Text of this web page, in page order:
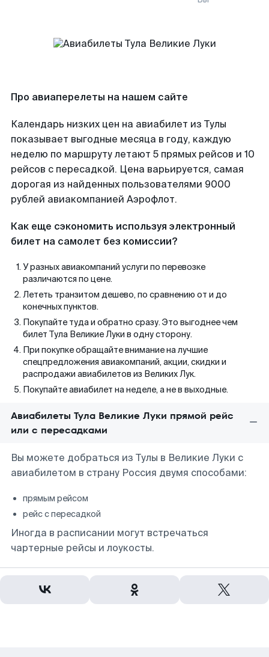
Про авиаперелеты на нашем сайте
Календарь низких цен на авиабилет из Тулы
показывает выгодные месяца в году, каждую
неделю по маршруту летают 5 прямых рейсов и 10
рейсов с пересадкой. Цена варьируется, самая
дорогая из найденных пользователями 9000
рублей авиакомпанией Аэрофлот.
Как еще сэкономить используя электронный
билет на самолет без комиссии?
У разных авиакомпаний услуги по перевозке
различаются по цене.
Лететь транзитом дешево, по сравнению от и до
конечных пунктов.
Покупайте туда и обратно сразу. Это выгоднее чем
билет Тула Великие Луки в одну сторону.
При покупке обращайте внимание на лучшие
спецпредложения авиакомпаний, акции, скидки и
распродажи авиабилетов из Великих Лук.
Покупайте авиабилет на неделе, а не в выходные.
Авиабилеты Тула Великие Луки прямой рейс
или с пересадками
Вы можете добраться из Тулы в Великие Луки с
авиабилетом в страну Россия двумя способами:
прямым рейсом
рейс с пересадкой
Иногда в расписании могут встречаться
чартерные рейсы и лоукосты.